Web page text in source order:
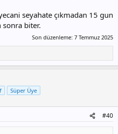
seyahate çıkmadan 15 gun
biter.
Son düzenleme: 7 Temmuz 2025
Süper Üye
#40